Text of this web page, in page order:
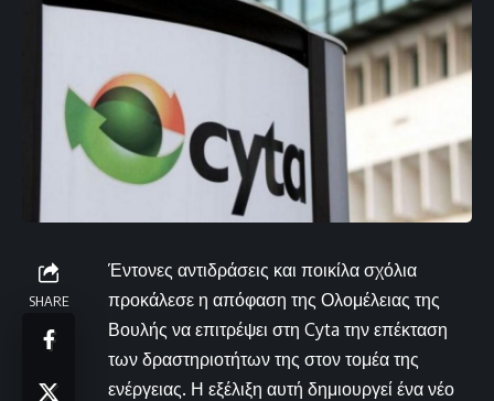
SHARE
Έντονες αντιδράσεις και ποικίλα σχόλια
προκάλεσε η απόφαση της Ολομέλειας της
Βουλής να επιτρέψει στη Cyta την επέκταση
των δραστηριοτήτων της στον τομέα της
ενέργειας. Η εξέλιξη αυτή δημιουργεί ένα νέο